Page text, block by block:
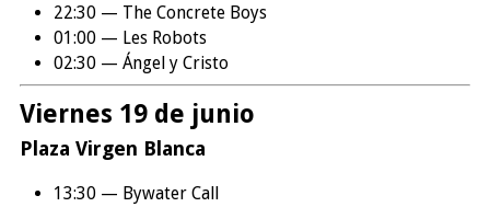
22:30 — The Concrete Boys
01:00 — Les Robots
02:30 — Ángel y Cristo
Viernes 19 de junio
Plaza Virgen Blanca
13:30 — Bywater Call